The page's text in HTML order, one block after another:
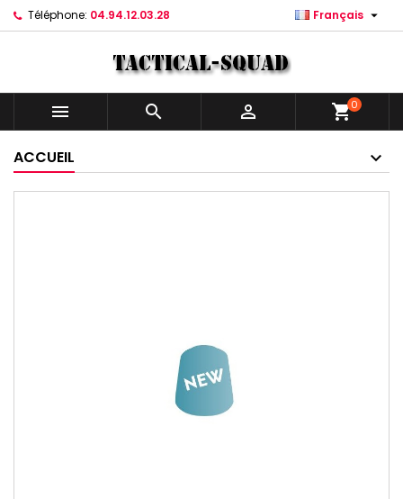
Téléphone: 04.94.12.03.28 Français 
   shopping_cart0
ACCUEIL